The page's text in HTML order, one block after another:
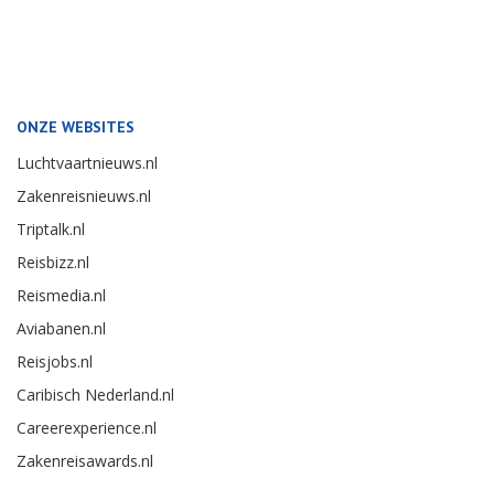
ONZE WEBSITES
Luchtvaartnieuws.nl
Zakenreisnieuws.nl
Triptalk.nl
Reisbizz.nl
Reismedia.nl
Aviabanen.nl
Reisjobs.nl
Caribisch Nederland.nl
Careerexperience.nl
Zakenreisawards.nl